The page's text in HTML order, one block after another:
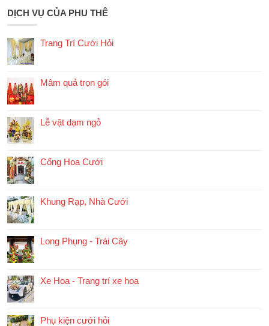
DỊCH VỤ CỦA PHU THÊ
Trang Trí Cưới Hỏi
Mâm quả trọn gói
Lễ vật dạm ngỏ
Cổng Hoa Cưới
Khung Rạp, Nhà Cưới
Long Phụng - Trái Cây
Xe Hoa - Trang trí xe hoa
Phụ kiện cưới hỏi